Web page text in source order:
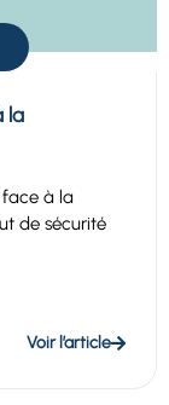
la
face à la
de sécurité
Voir l’article